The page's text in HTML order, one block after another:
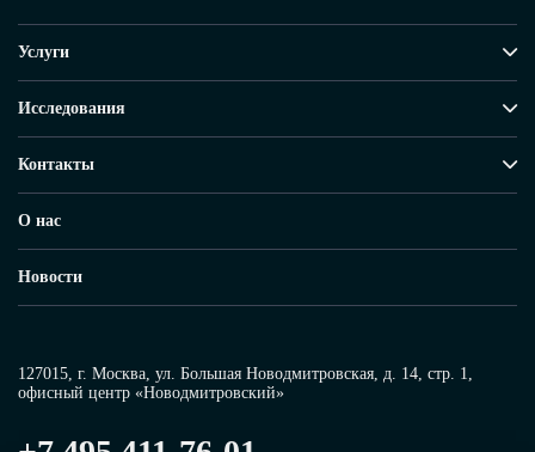
Услуги
Исследования
Контакты
О нас
Новости
127015, г. Москва, ул. Большая Новодмитровская, д. 14, стр. 1,
офисный центр «Новодмитровский»